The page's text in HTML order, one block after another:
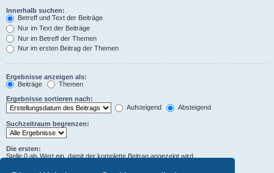
Innerhalb suchen:
Betreff und Text der Beiträge
Nur im Text der Beiträge
Nur im Betreff der Themen
Nur im ersten Beitrag der Themen
Ergebnisse anzeigen als:
Beiträge
Themen
Ergebnisse sortieren nach:
Aufsteigend
Absteigend
Suchzeitraum begrenzen:
Die ersten:
Stelle 0 als Wert ein, damit der komplette Beitrag angezeigt wird.